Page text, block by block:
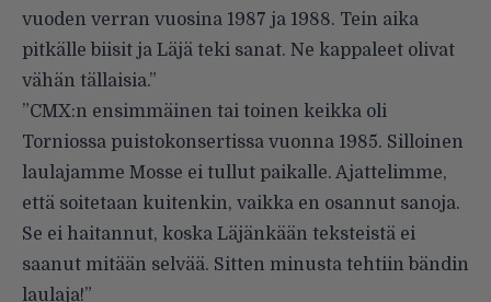
vuoden verran vuosina 1987 ja 1988. Tein aika
pitkälle biisit ja Läjä teki sanat. Ne kappaleet olivat
vähän tällaisia.”
”CMX:n ensimmäinen tai toinen keikka oli
Torniossa puistokonsertissa vuonna 1985. Silloinen
laulajamme Mosse ei tullut paikalle. Ajattelimme,
että soitetaan kuitenkin, vaikka en osannut sanoja.
Se ei haitannut, koska Läjänkään teksteistä ei
saanut mitään selvää. Sitten minusta tehtiin bändin
laulaja!”